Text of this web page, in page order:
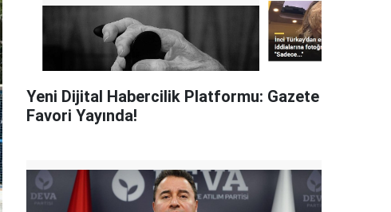
Yeni Dijital Habercilik Platformu: Gazete
Favori Yayında!